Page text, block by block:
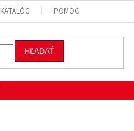
KATALÓG POMOC
HĽADAŤ